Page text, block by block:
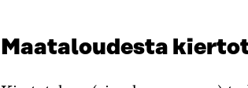
Maataloudesta